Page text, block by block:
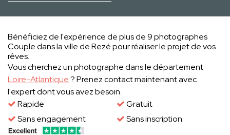
Bénéficiez de l'expérience de plus de 9 photographes
Couple dans la ville de Rezé pour réaliser le projet de vos
rêves..
Vous cherchez un photographe dans le département
Loire-Atlantique? Prenez contact maintenant avec
l'expert dont vous avez besoin.
Rapide
Gratuit
Sans engagement
Sans inscription